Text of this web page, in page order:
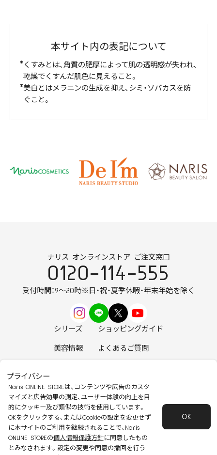
本サイト内の表記について
くすみとは、角質の肥厚によって肌の透明感が失われ、
乾燥でくすんだ肌色に見えること。
美白とはメラニンの生成を抑え、シミ・ソバカスを防
ぐこと。
ナリス オンラインストア ご注文窓口
0120-114-555
受付時間：9～20時※日・祝・夏季休暇・年末年始を除く
シリーズ ショッピングガイド
美容情報 よくあるご質問
安心して安全にご使用いただくために
特定商取引法に基づく表記
会社概要
個人情報保護方針
会員規約
プライバシー
Naris ONLINE STOREは、コンテンツや広告のカスタ
マイズと広告効果の測定、ユーザー体験の向上を目
的にクッキー及び類似の技術を使用しています。
OKをクリックする、またはCookieの設定を変更せず
に本サイトのご利用を継続されることで、Naris
ONLINE STOREの個人情報保護方針に同意したもの
とみなされます。設定の変更や同意の撤回を行う
OK